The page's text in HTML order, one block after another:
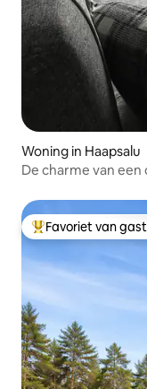
Woning in Haapsalu
De charme van een
Topfavoriet van
Favoriet van